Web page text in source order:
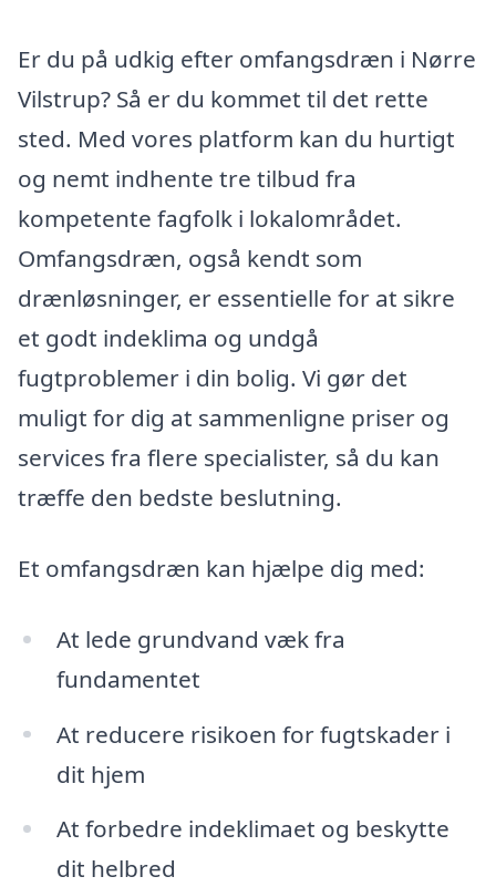
Er du på udkig efter omfangsdræn i Nørre
Vilstrup? Så er du kommet til det rette
sted. Med vores platform kan du hurtigt
og nemt indhente tre tilbud fra
kompetente fagfolk i lokalområdet.
Omfangsdræn, også kendt som
drænløsninger, er essentielle for at sikre
et godt indeklima og undgå
fugtproblemer i din bolig. Vi gør det
muligt for dig at sammenligne priser og
services fra flere specialister, så du kan
træffe den bedste beslutning.
Et omfangsdræn kan hjælpe dig med:
At lede grundvand væk fra
fundamentet
At reducere risikoen for fugtskader i
dit hjem
At forbedre indeklimaet og beskytte
dit helbred